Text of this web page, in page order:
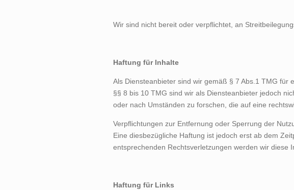
Wir sind nicht bereit oder verpflichtet, an
Haftung für Inhalte
Als Diensteanbieter sind wir gemäß § 7 Abs.1 TMG für
§§ 8 bis 10 TMG sind wir als Diensteanbieter jedoch
oder nach Umständen zu forschen, die auf eine
Verpflichtungen zur Entfernung oder Sperrung der
Eine diesbezügliche Haftung ist jedoch erst ab dem
entsprechenden Rechtsverletzungen werden wir diese
Haftung für Links